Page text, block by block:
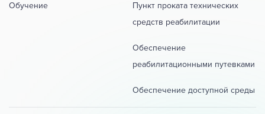
Пункт проката технических
средств реабилитации
Обеспечение
реабилитационными путевками
Обеспечение доступной среды
Обучение